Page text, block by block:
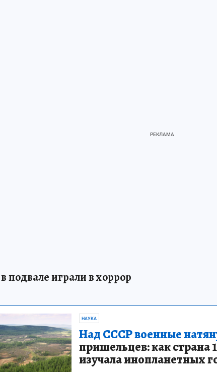
подвале играли в хоррор
НАУКА
Над СССР военные
пришельцев: как страна
изучала инопланетных